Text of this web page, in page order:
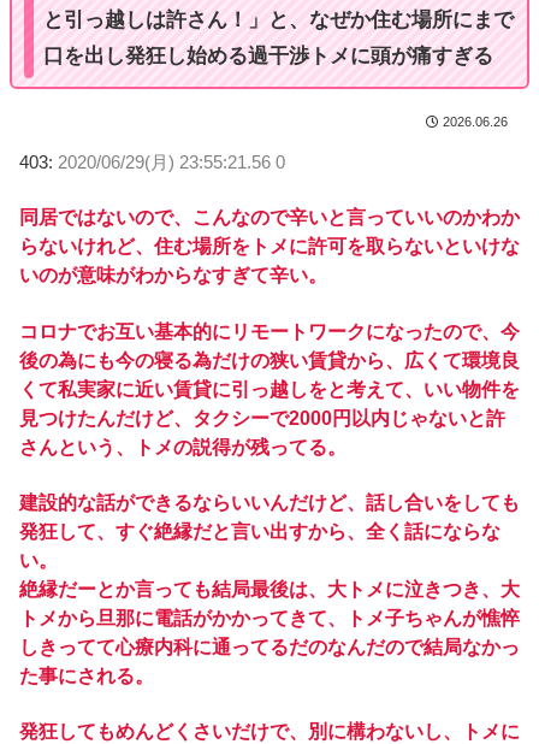
と引っ越しは許さん！」と、なぜか住む場所にまで
口を出し発狂し始める過干渉トメに頭が痛すぎる
2026.06.26
403: 2020/06/29(月) 23:55:21.56 0
同居ではないので、こんなので辛いと言っていいのかわか
らないけれど、住む場所をトメに許可を取らないといけな
いのが意味がわからなすぎて辛い。
コロナでお互い基本的にリモートワークになったので、今
後の為にも今の寝る為だけの狭い賃貸から、広くて環境良
くて私実家に近い賃貸に引っ越しをと考えて、いい物件を
見つけたんだけど、タクシーで2000円以内じゃないと許
さんという、トメの説得が残ってる。
建設的な話ができるならいいんだけど、話し合いをしても
発狂して、すぐ絶縁だと言い出すから、全く話にならな
い。
絶縁だーとか言っても結局最後は、大トメに泣きつき、大
トメから旦那に電話がかかってきて、トメ子ちゃんが憔悴
しきってて心療内科に通ってるだのなんだので結局なかっ
た事にされる。
発狂してもめんどくさいだけで、別に構わないし、トメに